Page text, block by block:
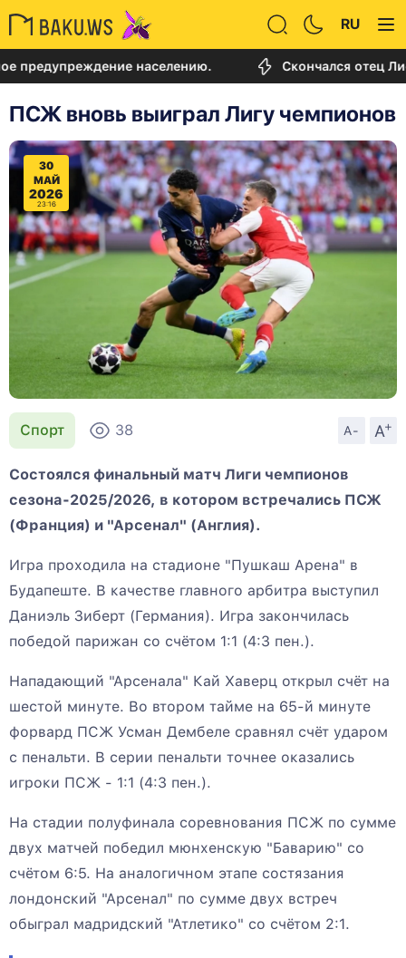
RU
населению. Скончался отец Лионеля
ПСЖ вновь выиграл Лигу чемпионов
30
МАЙ
2026
23:16
Спорт 38 A- A
+
Состоялся финальный матч Лиги чемпионов
сезона-2025/2026, в котором встречались ПСЖ
(Франция) и "Арсенал" (Англия).
Игра проходила на стадионе "Пушкаш Арена" в
Будапеште. В качестве главного арбитра выступил
Даниэль Зиберт (Германия). Игра закончилась
победой парижан со счётом 1:1 (4:3 пен.).
Нападающий "Арсенала" Кай Хаверц открыл счёт на
шестой минуте. Во втором тайме на 65-й минуте
форвард ПСЖ Усман Дембеле сравнял счёт ударом
с пенальти. В серии пенальти точнее оказались
игроки ПСЖ - 1:1 (4:3 пен.).
На стадии полуфинала соревнования ПСЖ по сумме
двух матчей победил мюнхенскую "Баварию" со
счётом 6:5. На аналогичном этапе состязания
лондонский "Арсенал" по сумме двух встреч
обыграл мадридский "Атлетико" со счётом 2:1.